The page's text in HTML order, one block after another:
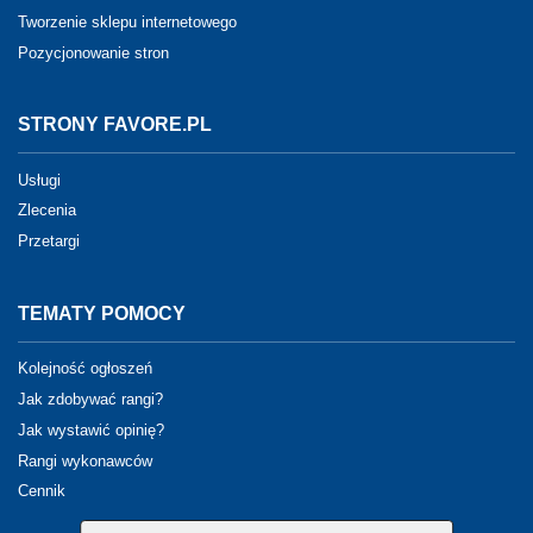
Tworzenie sklepu internetowego
Pozycjonowanie stron
STRONY FAVORE.PL
Usługi
Zlecenia
Przetargi
TEMATY POMOCY
Kolejność ogłoszeń
Jak zdobywać rangi?
Jak wystawić opinię?
Rangi wykonawców
Cennik